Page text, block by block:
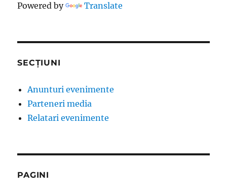
Powered by Translate
SECȚIUNI
Anunturi evenimente
Parteneri media
Relatari evenimente
PAGINI